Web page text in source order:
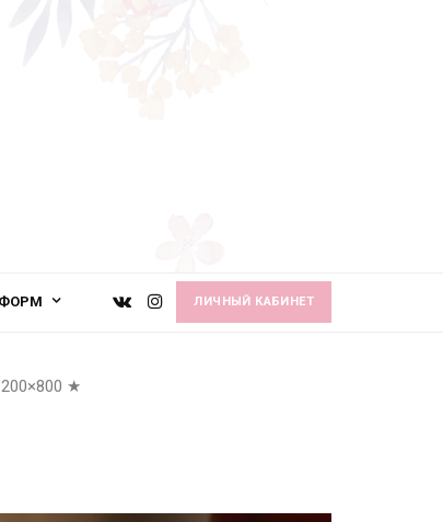
ЛИЧНЫЙ КАБИНЕТ
★